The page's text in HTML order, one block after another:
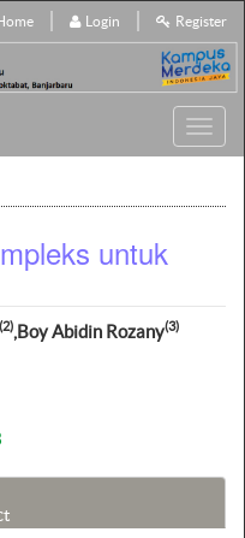
Login Register
untuk
(2),Boy Abidin Rozany(3)